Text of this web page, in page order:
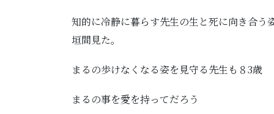
知的に冷静に暮らす先生の生と死に向き合う
垣間見た。
まるの歩けなくなる姿を見守る先生も８3歳
まるの事を愛を持ってだろう